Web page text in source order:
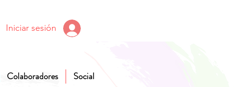
Iniciar sesión
Colaboradores Social